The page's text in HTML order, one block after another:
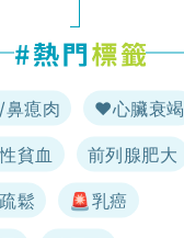
鼻瘜肉 ♥️心臟衰竭
貧血 前列腺肥大
鬆 🚨乳癌